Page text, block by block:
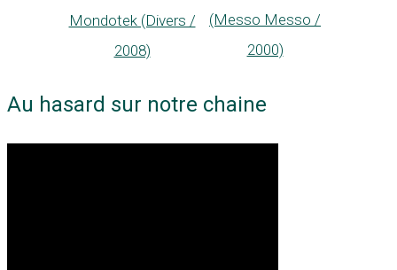
Mondotek (Divers /
2008)
(Messo Messo /
2000)
Au hasard sur notre chaine